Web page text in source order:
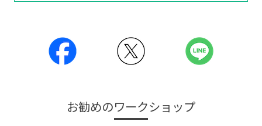
お勧めのワークショップ